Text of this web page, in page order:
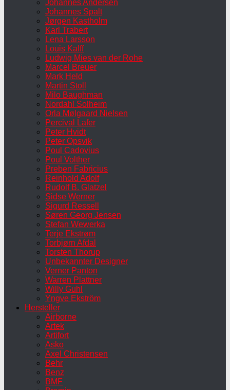
Johannes Andersen
Johannes Spalt
Jørgen Kastholm
Karl Trabert
Lena Larsson
Louis Kalff
Ludwig Mies van der Rohe
Marcel Breuer
Mark Held
Martin Stoll
Milo Baughman
Nordahl Solheim
Orla Mølgaard Nielsen
Percival Lafer
Peter Hvidt
Peter Opsvik
Poul Cadovius
Poul Volther
Preben Fabricius
Reinhold Adolf
Rudolf B. Glatzel
Sidse Werner
Sigurd Ressell
Søren Georg Jensen
Stefan Wewerka
Terje Ekstrøm
Torbjørn Afdal
Torsten Thorup
Unbekannter Designer
Verner Panton
Warren Plattner
Willy Guhl
Yngve Ekström
Hersteller
Airborne
Artek
Artifort
Asko
Axel Christensen
Behr
Benz
BMF